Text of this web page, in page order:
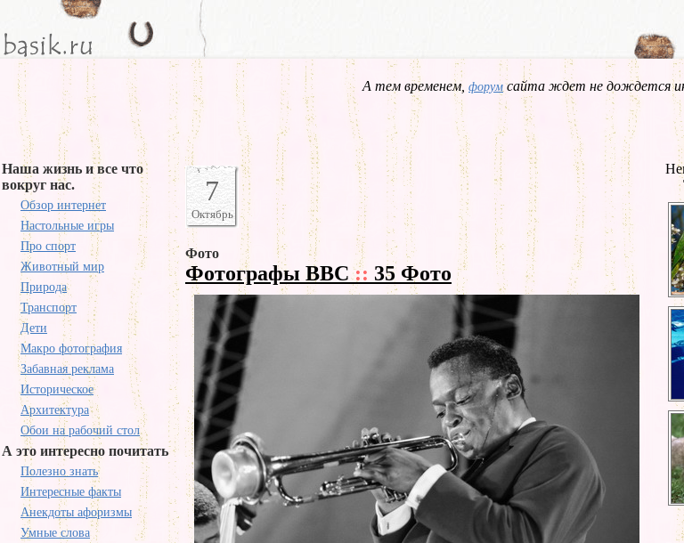
А тем временем, форум сайта ждет не дождется
Наша жизнь и все что
вокруг нас.
Обзор интернет
Настольные игры
Про спорт
Животный мир
Природа
Транспорт
Дети
Макро фотография
Забавная реклама
Историческое
Архитектура
Обои на рабочий стол
А это интересно почитать
Полезно знать
Интересные факты
Анекдоты афоризмы
Умные слова
7
Октябрь
Фото
Фотографы BBC:: 35 Фото